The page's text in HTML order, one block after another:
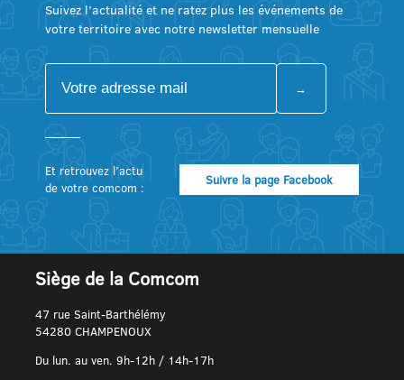
Suivez l’actualité et ne ratez plus les événements de
votre territoire avec notre newsletter mensuelle
Et retrouvez l’actu
de votre comcom :
Suivre la page Facebook
Siège de la Comcom
47 rue Saint-Barthélémy
54280 CHAMPENOUX
Du lun. au ven. 9h-12h / 14h-17h